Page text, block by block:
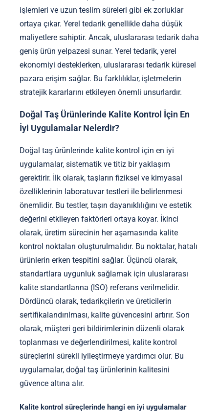
işlemleri ve uzun teslim süreleri gibi ek zorluklar
ortaya çıkar. Yerel tedarik genellikle daha düşük
maliyetlere sahiptir. Ancak, uluslararası tedarik daha
geniş ürün yelpazesi sunar. Yerel tedarik, yerel
ekonomiyi desteklerken, uluslararası tedarik küresel
pazara erişim sağlar. Bu farklılıklar, işletmelerin
stratejik kararlarını etkileyen önemli unsurlardır.
Doğal Taş Ürünlerinde Kalite Kontrol İçin En
İyi Uygulamalar Nelerdir?
Doğal taş ürünlerinde kalite kontrol için en iyi
uygulamalar, sistematik ve titiz bir yaklaşım
gerektirir. İlk olarak, taşların fiziksel ve kimyasal
özelliklerinin laboratuvar testleri ile belirlenmesi
önemlidir. Bu testler, taşın dayanıklılığını ve estetik
değerini etkileyen faktörleri ortaya koyar. İkinci
olarak, üretim sürecinin her aşamasında kalite
kontrol noktaları oluşturulmalıdır. Bu noktalar, hatalı
ürünlerin erken tespitini sağlar. Üçüncü olarak,
standartlara uygunluk sağlamak için uluslararası
kalite standartlarına (ISO) referans verilmelidir.
Dördüncü olarak, tedarikçilerin ve üreticilerin
sertifikalandırılması, kalite güvencesini artırır. Son
olarak, müşteri geri bildirimlerinin düzenli olarak
toplanması ve değerlendirilmesi, kalite kontrol
süreçlerini sürekli iyileştirmeye yardımcı olur. Bu
uygulamalar, doğal taş ürünlerinin kalitesini
güvence altına alır.
Kalite kontrol süreçlerinde hangi en iyi uygulamalar